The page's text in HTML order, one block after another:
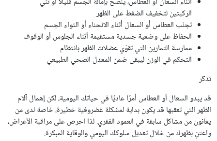
الركبتين لتخفيف الضغط على الظهر
تجنّب العطاس أو السعال أثناء الانحناء أو التواء الجسم
الحفاظ على وضعية جسدية مستقيمة أثناء الجلوس أو الوقوف
ممارسة التمارين التي تقوّي عضلات الظهر بانتظام
التحكم في الوزن ليبقى ضمن المعدل الصحي الطبيعي
تذكّر
قد يبدو السعال أو العطاس أمرًا عاديًا في حياتك اليومية، لكن إهمال آلام
الظهر التي تعقبها قد يكون بداية لمشكلة غضروفية خطيرة، خاصة لدى من
يعانون من مشاكل سابقة في العمود الفقري. لذا احرص على مراقبة الأعراض،
واعتنِ بظهرك من خلال تعديل سلوكك اليومي والوقاية المبكرة.